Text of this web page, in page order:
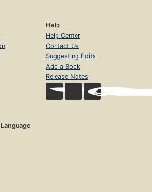
Help
Help Center
Contact Us
Suggesting Edits
Add a Book
Release Notes